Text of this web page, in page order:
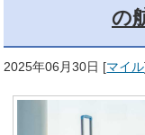
の
2025年06月30日 [マイル